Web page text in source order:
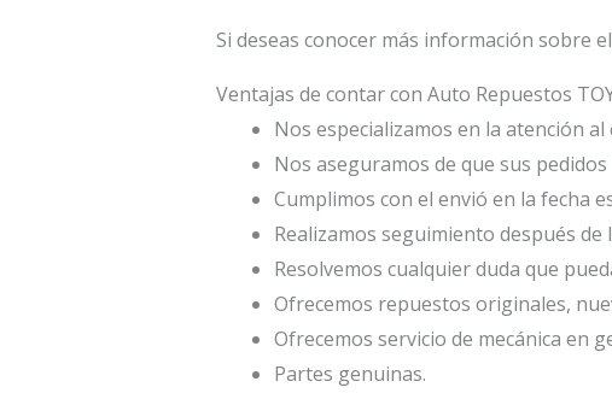
Si deseas conocer más información sobre el
Ventajas de contar con Auto Repuestos
Nos especializamos en la atención
Nos aseguramos de que sus
Cumplimos con el envió en la fecha
Realizamos seguimiento después de
Resolvemos cualquier duda que
Ofrecemos repuestos originales,
Ofrecemos servicio de mecánica en
Partes genuinas.